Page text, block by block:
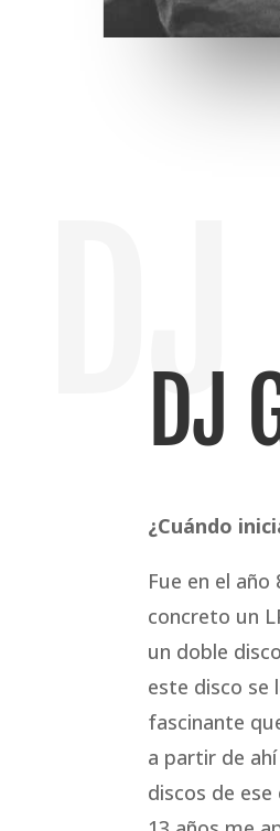
DJ
DJ
¿Cuándo
Fue en el
concreto un
un doble
este disco se
fascinante
a partir de
discos de